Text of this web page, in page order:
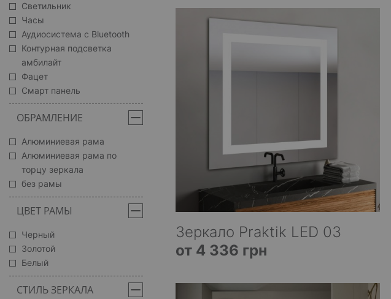
Светильник
Часы
Аудиосистема с Bluetooth
Контурная подсветка
амбилайт
Фацет
Смарт панель
ОБРАМЛЕНИЕ
Алюминиевая рама
Алюминиевая рама по
торцу зеркала
без рамы
ЦВЕТ РАМЫ
Черный
Золотой
Белый
СТИЛЬ ЗЕРКАЛА
Зеркало Praktik LED 03
от 4 336 грн